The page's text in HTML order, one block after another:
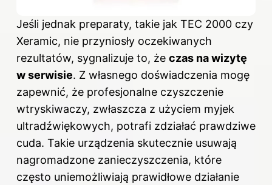
Jeśli jednak preparaty, takie jak TEC 2000 czy
Xeramic, nie przyniosły oczekiwanych
rezultatów, sygnalizuje to, że czas na wizytę
w serwisie. Z własnego doświadczenia mogę
zapewnić, że profesjonalne czyszczenie
wtryskiwaczy, zwłaszcza z użyciem myjek
ultradźwiękowych, potrafi zdziałać prawdziwe
cuda. Takie urządzenia skutecznie usuwają
nagromadzone zanieczyszczenia, które
często uniemożliwiają prawidłowe działanie